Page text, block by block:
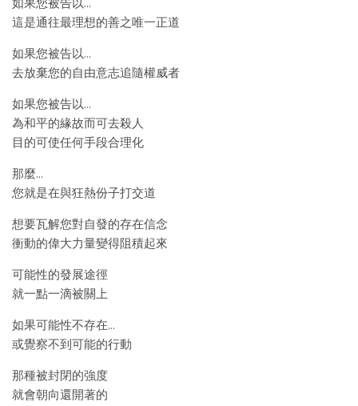
如果您被告以…
這是通往最理想的善之唯一正道
如果您被告以…
去放棄您的自由意志追隨權威者
如果您被告以…
為和平的緣故而可去殺人
目的可使任何手段合理化
那麼…
您就是在與狂熱份子打交道
想要瓦解您對自發的存在信念
衝動的偉大力量變得阻積起來
可能性的發展途徑
就一點一滴被關上
如果可能性不存在…
或覺察不到可能的行動
那種被封閉的強度
就會朝向還開著的